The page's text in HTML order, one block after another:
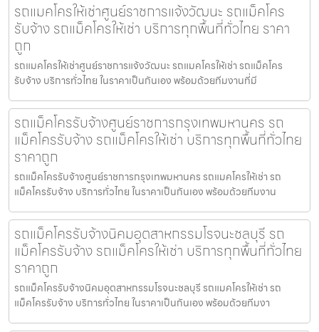
รถแมคโครให้เช่าศูนย์ราชการแจ้งวัฒนะ รถแม็คโคร
รับจ้าง รถแม็คโครให้เช่า บริการทุกพื้นที่ทั่วไทย ราคา
ถูก
รถแมคโครให้เช่าศูนย์ราชการแจ้งวัฒนะ รถแมคโครให้เช่า รถแม็คโคร
รับจ้าง บริการทั่วไทย ในราคาเป็นกันเอง พร้อมด้วยทีมงานที่มี
รถแม็คโครรับจ้างศูนย์ราชการกรุงเทพมหานคร รถ
แม็คโครรับจ้าง รถแม็คโครให้เช่า บริการทุกพื้นที่ทั่วไทย
ราคาถูก
รถแม็คโครรับจ้างศูนย์ราชการกรุงเทพมหานคร รถแมคโครให้เช่า รถ
แม็คโครรับจ้าง บริการทั่วไทย ในราคาเป็นกันเอง พร้อมด้วยทีมงาน
รถแม็คโครรับจ้างนิคมอุตสาหกรรมโรจนะชลบุรี รถ
แม็คโครรับจ้าง รถแม็คโครให้เช่า บริการทุกพื้นที่ทั่วไทย
ราคาถูก
รถแม็คโครรับจ้างนิคมอุตสาหกรรมโรจนะชลบุรี รถแมคโครให้เช่า รถ
แม็คโครรับจ้าง บริการทั่วไทย ในราคาเป็นกันเอง พร้อมด้วยทีมงา